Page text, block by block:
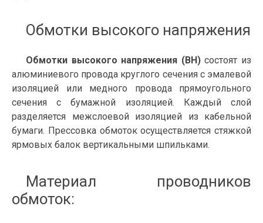
Обмотки высокого напряжения
Обмотки высокого напряжения (ВН)состоят из
алюминиевого провода круглого сечения с эмалевой
изоляцией или медного провода прямоугольного
сечения с бумажной изоляцией. Каждый слой
разделяется межслоевой изоляцией из кабельной
бумаги. Прессовка обмоток осуществляется стяжкой
ярмовых балок вертикальными шпильками.
Материал проводников
обмоток: